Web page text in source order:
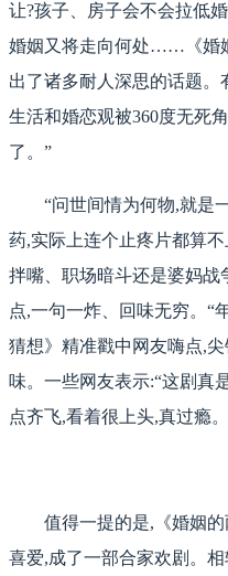
让?孩子、房子会不会拉低
婚姻又将走向何处……《婚
出了诸多耐人深思的话题。
生活和婚恋观被360度无死
了。”
“问世间情为何物,就是
药,实际上连个止疼片都算
拌嘴、职场暗斗还是婆妈战
点,一句一炸、回味无穷。“
猜想》精准戳中网友嗨点,
味。一些网友表示:“这剧真
点齐飞,看着很上头,真过瘾
值得一提的是,《婚姻
喜爱,成了一部合家欢剧。